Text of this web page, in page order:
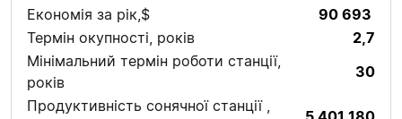
Економія за рік,$
90 693
Термін окупності, років
2,7
Мінімальний термін роботи станції,
років
30
Продуктивність сонячної станції ,